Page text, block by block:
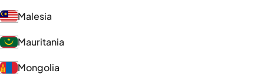
Malesia
Mauritania
Mongolia